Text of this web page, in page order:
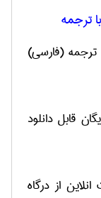
ترجمه
(فارسی)
قابل دانلود
از درگاه